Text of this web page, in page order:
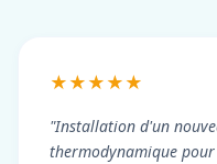
★★★★★
"Installation d'un
thermodynamique